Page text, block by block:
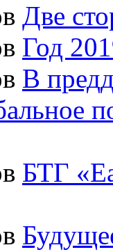
Две
Год
В
БТГ